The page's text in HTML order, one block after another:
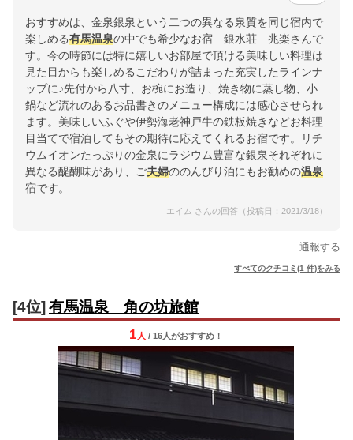
おすすめは、金泉銀泉という二つの異なる泉質を同じ宿内で
楽しめる有馬温泉の中でも希少なお宿 銀水荘 兆楽さんで
す。今の時節には特に嬉しいお部屋で頂ける美味しい料理は
見た目からも楽しめるこだわりが詰まった充実したラインナ
ップに♪先付から八寸、お椀にお造り、焼き物に蒸し物、小
鍋など流れのあるお品書きのメニュー構成には感心させられ
ます。美味しいふぐや伊勢海老神戸牛の鉄板焼きなどお料理
目当てで宿泊してもその期待に応えてくれるお宿です。リチ
ウムイオンたっぷりの金泉にラジウム豊富な銀泉それぞれに
異なる醍醐味があり、ご夫婦ののんびり泊にもお勧めの温泉
宿です。
エイム さんの回答（投稿日：2021/3/18）
通報する
すべてのクチコミ(1 件)をみる
[4位] 有馬温泉 角の坊旅館
1 人 / 16人がおすすめ！